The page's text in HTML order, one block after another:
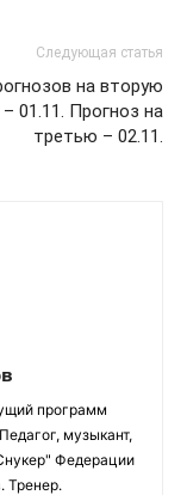
Следующая статья
на вторую
– 01.11. Прогноз на
третью – 02.11.
программ
музыкант,
Федерации
Тренер.